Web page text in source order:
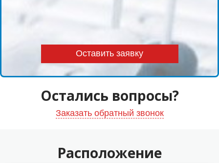
Остались вопросы?
Заказать обратный звонок
Расположение